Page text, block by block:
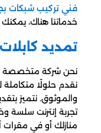
فني تركيب شبكات
خدماتنا هناك، يمكنك
تمديد
نحن شركة
نقدم حلولًا متكاملة
والموثوق. نتميز
تجربة إنترنت سلسة
منازلك أو في مقرات